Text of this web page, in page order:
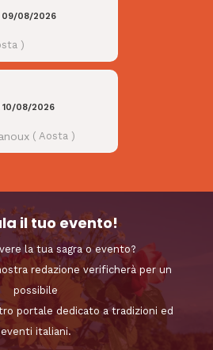
09/08/2026
)
10/08/2026
(Aosta )
il tuo evento!
la tua sagra o evento?
redazione verificherà per un
possibile
portale dedicato a tradizioni ed
eventi italiani.